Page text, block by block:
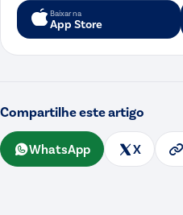
Baixar na
App Store
Compartilhe este artigo
WhatsApp X